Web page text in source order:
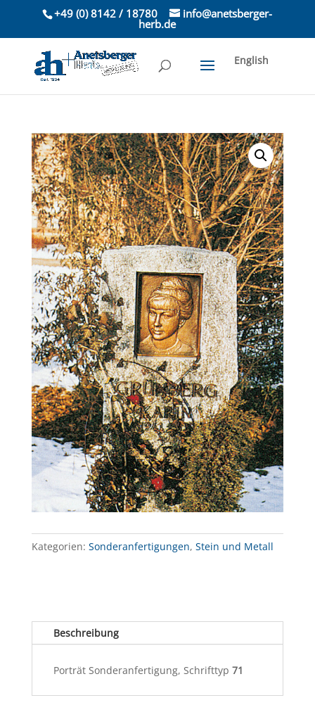
+49 (0) 8142 / 18780 info@anetsberger-
herb.de
English
Kategorien: Sonderanfertigungen, Stein und Metall
Beschreibung
Porträt Sonderanfertigung, Schrifttyp 71